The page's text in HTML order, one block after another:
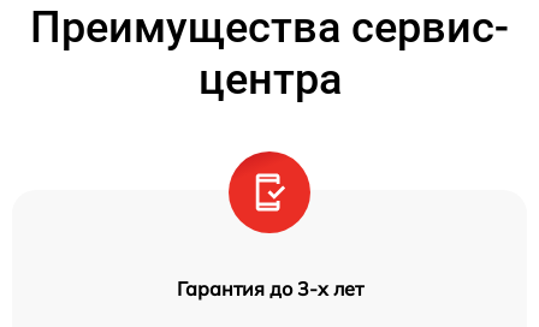
Преимущества сервис-
центра
Гарантия до 3-х лет